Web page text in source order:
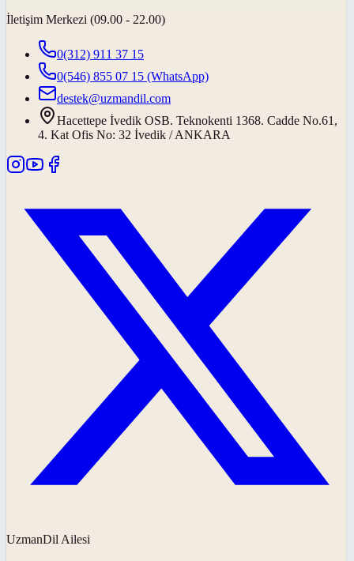
İletişim Merkezi (09.00 - 22.00)
0(312) 911 37 15
0(546) 855 07 15 (WhatsApp)
destek@uzmandil.com
Hacettepe İvedik OSB. Teknokenti 1368. Cadde No.61,
4. Kat Ofis No: 32 İvedik / ANKARA
UzmanDil Ailesi